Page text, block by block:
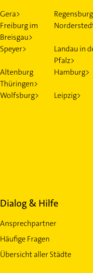
Gera>
Freiburg im
Breisgau>
Speyer>
Landau in
Pfalz>
Altenburg
Thüringen>
Hamburg>
Wolfsburg> Leipzig>
Dialog & Hilfe
Ansprechpartner
Häufige Fragen
Übersicht aller Städte